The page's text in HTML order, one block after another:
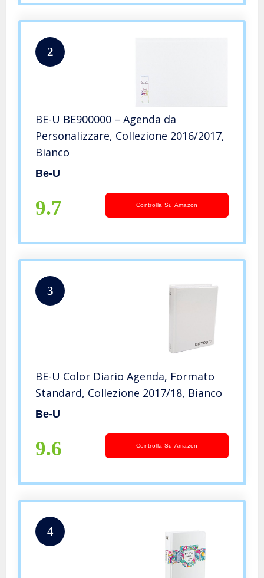
2
BE-U BE900000 – Agenda da
Personalizzare, Collezione 2016/2017,
Bianco
Be-U
9.7 Controlla Su Amazon
3
BE-U Color Diario Agenda, Formato
Standard, Collezione 2017/18, Bianco
Be-U
9.6 Controlla Su Amazon
4